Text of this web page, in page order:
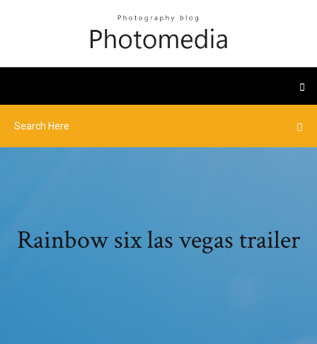
Rainbow six las vegas trailer